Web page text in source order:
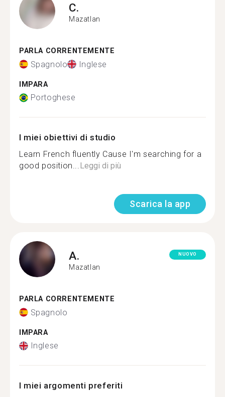
C.
Mazatlan
PARLA CORRENTEMENTE
Spagnolo Inglese
IMPARA
Portoghese
I miei obiettivi di studio
Learn French fluently Cause I'm searching for a
good position...Leggi di più
Scarica la app
A.
Mazatlan
NUOVO
PARLA CORRENTEMENTE
Spagnolo
IMPARA
Inglese
I miei argomenti preferiti